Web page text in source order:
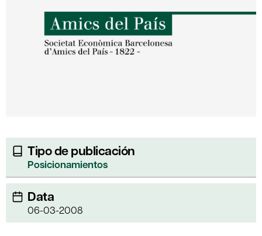
Tipo de publicación
Posicionamientos
Data
06-03-2008